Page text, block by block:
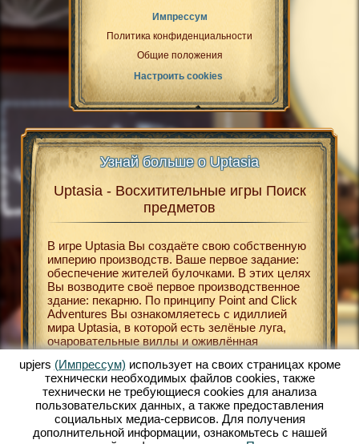
Импрессум
Политика конфиденциальности
Общие положения
Настроить cookies
Узнай больше о Uptasia
Uptasia - Восхитительные игры Поиск
предметов
В игре Uptasia Вы создаёте свою собственную
империю производств. Ваше первое задание:
обеспечение жителей булочками. В этих целях
Вы возводите своё первое производственное
здание: пекарню. По принципу Point and Click
Adventures Вы ознакомляетесь с идиллией
мира Uptasia, в которой есть зелёные луга,
очаровательные виллы и оживлённая
окунуться в мир XIX века. В хорошо
оформленном сеттинге Вы строите свою
собственную экономическую империю. Особую
роль при этом играет игра Поиск предметов.
Таким образом в своей вилле Вы можете
активировать расширения для своих фабрик и
играм.
и
Вы, к
Вам
upjers (Импрессум) использует на своих страницах кроме
технически необходимых файлов сookies, также
технически не требующиеся cookies для анализа
пользовательских данных, а также предоставления
социальных медиа-сервисов. Для получения
дополнительной информации, ознакомьтесь с нашей